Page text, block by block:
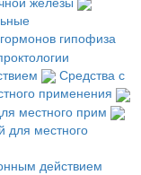
гипофиза
Средства с
применения
местного прим
для местного
действием